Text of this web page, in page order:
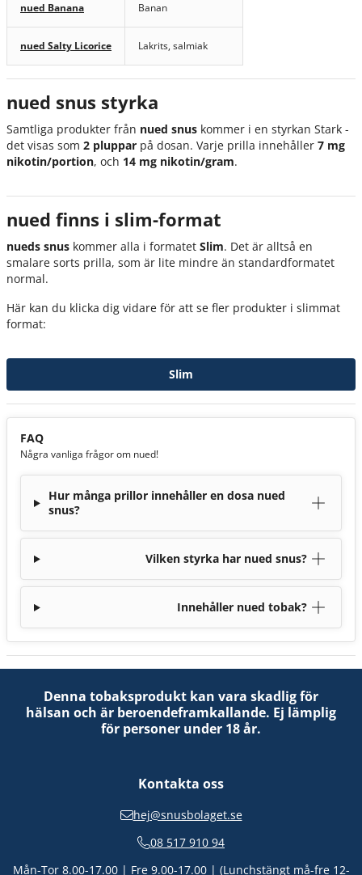
nued Banana Banan
nued Salty Licorice Lakrits, salmiak
nued snus styrka
Samtliga produkter från nued snus kommer i en styrkan Stark -
det visas som 2 pluppar på dosan. Varje prilla innehåller 7 mg
nikotin/portion, och 14 mg nikotin/gram.
nued finns i slim-format
nueds snus kommer alla i formatet Slim. Det är alltså en
smalare sorts prilla, som är lite mindre än standardformatet
normal.
Här kan du klicka dig vidare för att se fler produkter i slimmat
format:
Slim
FAQ
Några vanliga frågor om nued!
Hur många prillor innehåller en dosa nued
snus?
Vilken styrka har nued snus?
Innehåller nued tobak?
Denna tobaksprodukt kan vara skadlig för
hälsan och är beroendeframkallande. Ej lämplig
för personer under 18 år.
Kontakta oss
hej@snusbolaget.se
08 517 910 94
Mån-Tor 8.00-17.00 | Fre 9.00-17.00 | (Lunchstängt må-fre 12-